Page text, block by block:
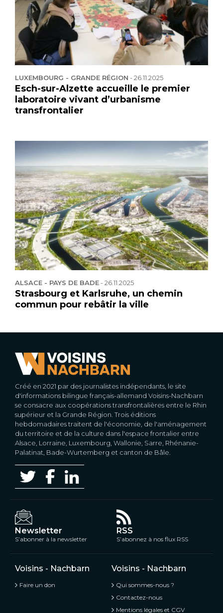
LUXEMBOURG - GRANDE RÉGION -26.11.2025
Esch-sur-Alzette accueille le premier
laboratoire vivant d’urbanisme
transfrontalier
ALSACE - PAYS DE BADE-26.11.2025
Strasbourg et Karlsruhe, un chemin
commun pour rebâtir la ville
Créé en 2021 par des journalistes indépendants, le site
d'informations bilingue français-allemand Voisins-Nachbarn
se consacre aux coopérations transfrontalières entre le Rhin
supérieur et la Grande Région. Trois éditions
hebdomadaires traitent de l'économie, de l'aménagement
du territoire et de la culture dans l'espace frontalier entre
Alsace, Lorraine, Luxembourg, Wallonie, Sarre, Rhénanie-
Palatinat, Bade-Wurtemberg et canton de Bâle.
Newsletter
S’abonner à la newsletter
RSS
S’abonnez à nos flux RSS
Voisins - Nachbarn
Faire un don
Voisins - Nachbarn
Qui sommes-nous ?
Contactez-nous
Mentions légales et CGV